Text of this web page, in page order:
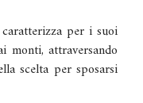
per i suoi
monti, attraversando
scelta per sposarsi